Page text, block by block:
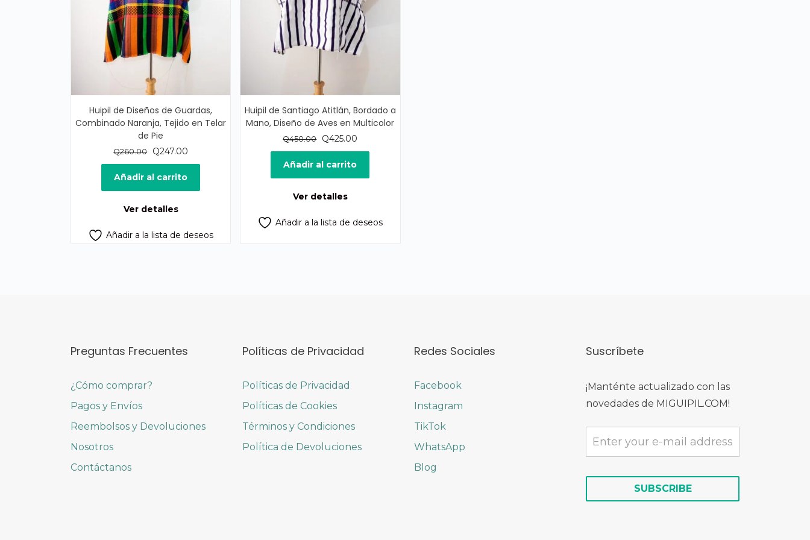
Huipil de Diseños de Guardas,
Combinado Naranja, Tejido en Telar
de Pie
Q260.00
El
precio
original
era:
Q247.00
precio
es:
Añadir al carrito
Ver detalles
Añadir a la lista de deseos
Huipil de Santiago Atitlán, Bordado a
Mano, Diseño de Aves en Multicolor
Q450.00
El
precio
original
era:
Q425.00
precio
es:
Añadir al carrito
Ver detalles
Añadir a la lista de deseos
Preguntas Frecuentes
¿Cómo comprar?
Pagos y Envíos
Reembolsos y Devoluciones
Nosotros
Contáctanos
Políticas de Privacidad
Políticas de Privacidad
Políticas de Cookies
Términos y Condiciones
Política de Devoluciones
Redes Sociales
Facebook
Instagram
TikTok
WhatsApp
Blog
Suscríbete
¡Manténte actualizado con las
novedades de MIGUIPIL.COM!